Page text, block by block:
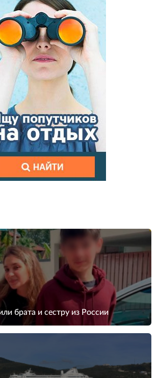
брата и сестру из России